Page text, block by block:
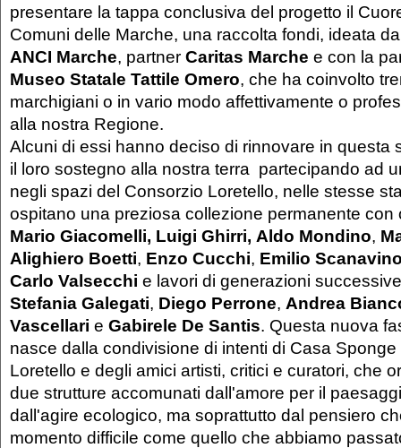
presentare la tappa conclusiva del progetto il
Comuni delle Marche, una raccolta fondi, ideata
ANCI Marche, partner Caritas Marche e con la
Museo Statale Tattile Omero, che ha coinvolto
marchigiani o in vario modo affettivamente o
alla nostra Regione.
Alcuni di essi hanno deciso di rinnovare in questa
il loro sostegno alla nostra terra partecipando ad
negli spazi del Consorzio Loretello, nelle stesse
ospitano una preziosa collezione permanente con
Mario Giacomelli, Luigi Ghirri, Aldo Mondino,
Alighiero Boetti, Enzo Cucchi, Emilio
Carlo Valsecchi e lavori di generazioni
Stefania Galegati, Diego Perrone, Andrea
Vascellari e Gabirele De Santis. Questa nuova
nasce dalla condivisione di intenti di Casa
Loretello e degli amici artisti, critici e curatori, che
due strutture accomunati dall'amore per il
dall'agire ecologico, ma soprattutto dal pensiero
momento difficile come quello che abbiamo